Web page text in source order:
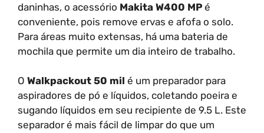
daninhas, o acessório Makita W400 MP é
conveniente, pois remove ervas e afofa o solo.
Para áreas muito extensas, há uma bateria de
mochila que permite um dia inteiro de trabalho.
O Walkpackout 50 mil é um preparador para
aspiradores de pó e líquidos, coletando poeira e
sugando líquidos em seu recipiente de 9.5 L. Este
separador é mais fácil de limpar do que um